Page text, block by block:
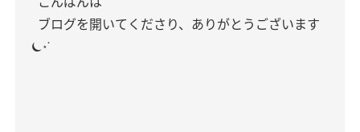
ブログを開いてくださり、ありがとうございます
⏾⋆˙